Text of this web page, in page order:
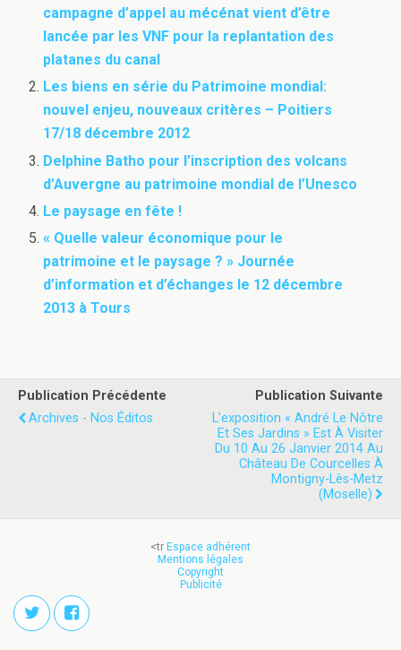
campagne d’appel au mécénat vient d’être
lancée par les VNF pour la replantation des
platanes du canal
Les biens en série du Patrimoine mondial:
nouvel enjeu, nouveaux critères – Poitiers
17/18 décembre 2012
Delphine Batho pour l’inscription des volcans
d’Auvergne au patrimoine mondial de l’Unesco
Le paysage en fête !
« Quelle valeur économique pour le
patrimoine et le paysage ? » Journée
d’information et d’échanges le 12 décembre
2013 à Tours
Publication Précédente
Archives - Nos Éditos
Publication Suivante
L’exposition « André Le Nôtre
Et Ses Jardins » Est À Visiter
Du 10 Au 26 Janvier 2014 Au
Château De Courcelles À
Montigny-Lès-Metz
(Moselle)
<tr Espace adhérent
Mentions légales
Copyright
Publicité